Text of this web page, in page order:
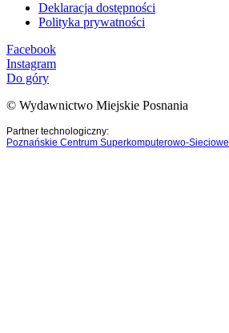
Deklaracja dostępności
Polityka prywatności
Facebook
Instagram
Do góry
© Wydawnictwo Miejskie Posnania
Partner technologiczny:
Poznańskie Centrum Superkomputerowo-Sieciowe